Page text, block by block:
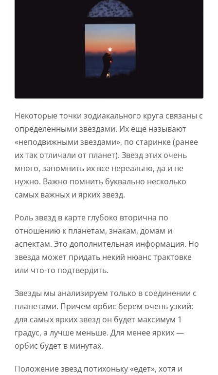
Некоторые точки зодиакального круга связаны с
определенными звездами. Их еще называют
«неподвижными звездами», по старинке (ранее
их так отличали от планет). Звезд этих очень
много, запомнить их все нереально, да и не
нужно. Важно помнить буквально несколько
самых важных и ярких звезд.
Роль звезд в карте глубоко вторична по
отношению к планетам, знакам, домам и
аспектам. Это дополнительная информация. Но
звезда может придать некий нюанс трактовке
или что-то подтвердить.
Звезды мы анализируем только в соединении с
планетами. Причем орбис берем очень узкий:
для самых ярких звезд он будет максимум 1
градус, а лучше меньше. Для менее ярких —
орбис будет в минутах.
Положение звезд потихоньку «едет», хотя и